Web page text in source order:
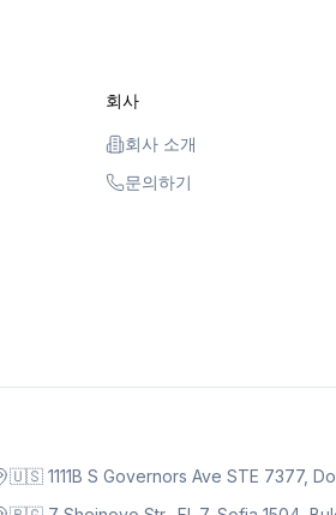
회사
회사 소개
문의하기
🇺🇸 1111B S Governors Ave STE 7377,